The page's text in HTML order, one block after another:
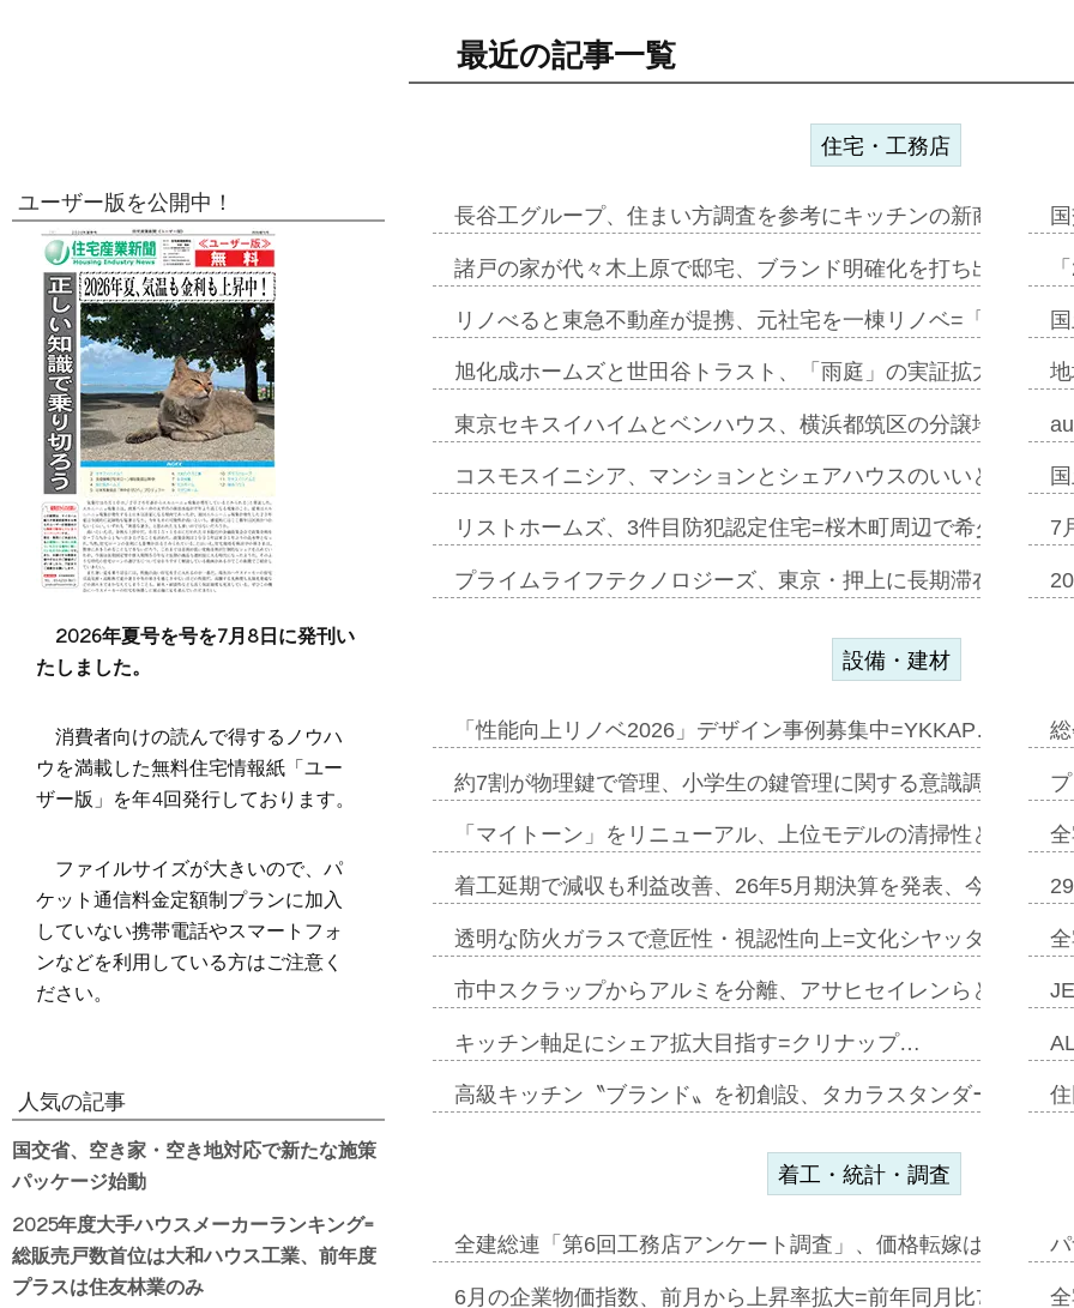
最近の記事一覧
住宅・工務店
長谷工グループ、住まい方調査を参考にキッチンの新商品=「
諸戸の家が代々木上原で邸宅、ブランド明確化を打ち出す=年
リノべると東急不動産が提携、元社宅を一棟リノベ=「職住遊
旭化成ホームズと世田谷トラスト、「雨庭」の実証拡大へ=ガ
東京セキスイハイムとベンハウス、横浜都筑区の分譲地開発で
コスモスイニシア、マンションとシェアハウスのいいとこどり
リストホームズ、3件目防犯認定住宅=桜木町周辺で希少価値
プライムライフテクノロジーズ、東京・押上に長期滞在型ホテ
7
設備・建材
「性能向上リノベ2026」デザイン事例募集中=YKKAP…
約7割が物理鍵で管理、小学生の鍵管理に関する意識調査
「マイトーン」をリニューアル、上位モデルの清掃性と安全
着工延期で減収も利益改善、26年5月期決算を発表、今期は増
透明な防火ガラスで意匠性・視認性向上=文化シヤッター…
市中スクラップからアルミを分離、アサヒセイレンらと協働開
キッチン軸足にシェア拡大目指す=クリナップ…
高級キッチン〝ブランド〟を初創設、タカラスタンダードが新
着工・統計・調査
全建総連「第6回工務店アンケート調査」、価格転嫁は十分に
6月の企業物価指数、前月から上昇率拡大=前年同月比7・1%
ユーザー版を公開中！
2026年夏号を号を7月8日に発刊い
たしました。
消費者向けの読んで得するノウハ
ウを満載した無料住宅情報紙「ユー
ザー版」を年4回発行しております。
ファイルサイズが大きいので、パ
ケット通信料金定額制プランに加入
していない携帯電話やスマートフォ
ンなどを利用している方はご注意く
ださい。
人気の記事
国交省、空き家・空き地対応で新たな施策
パッケージ始動
2025年度大手ハウスメーカーランキング=
総販売戸数首位は大和ハウス工業、前年度
プラスは住友林業のみ